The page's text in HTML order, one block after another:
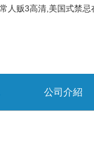
人贩3高清,美国式禁
公司介紹